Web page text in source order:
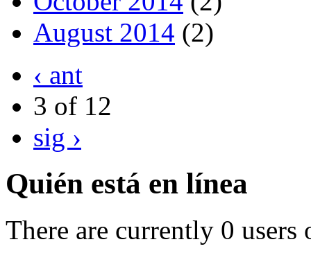
August 2014 (2)
‹ ant
3 of 12
sig ›
Quién está en línea
There are currently 0 users